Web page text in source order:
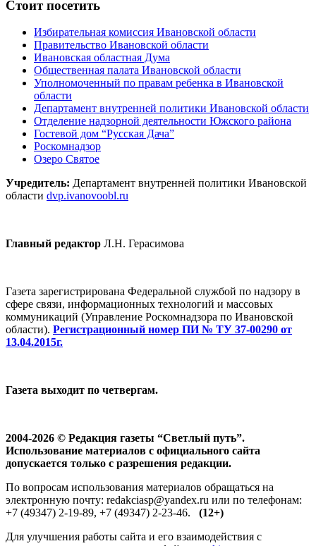
Стоит посетить
Избирательная комиссия Ивановской области
Правительство Ивановской области
Ивановская областная Дума
Общественная палата Ивановской области
Уполномоченный по правам ребенка в Ивановской
области
Департамент внутренней политики Ивановской области
Отделение надзорной деятельности Южского района
Гостевой дом “Русская Дача”
Роскомнадзор
Озеро Святое
Учредитель: Департамент внутренней политики Ивановской
области dvp.ivanovoobl.ru
Главный редактор Л.Н. Герасимова
Газета зарегистрирована Федеральной службой по надзору в
сфере связи, информационных технологий и массовых
коммуникаций (Управление Роскомнадзора по Ивановской
области). Регистрационный номер ПИ № ТУ 37-00290 от
13.04.2015г.
Газета выходит по четвергам.
2004-2026 © Редакция газеты “Светлый путь”.
Использование материалов с официального сайта
допускается только с разрешения редакции.
По вопросам использования материалов обращаться на
электронную почту: redakciasp@yandex.ru или по телефонам:
+7 (49347) 2-19-89, +7 (49347) 2-23-46. (12+)
Для улучшения работы сайта и его взаимодействия с